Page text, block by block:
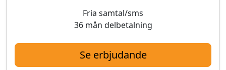
Fria samtal/sms
36 mån delbetalning
Se erbjudande